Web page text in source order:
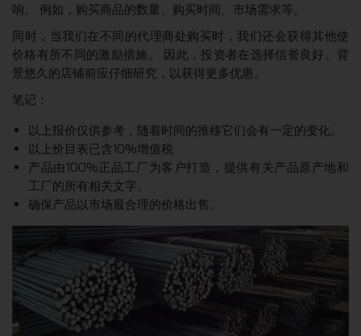
响。 例如，购买商品的数量、购买时间、市场需求等。
同时，当我们在不同的代理商处购买时，我们还会获得其他使
价格有所不同的激励措施。 因此，投资者在选择信誉良好、背
景悠久的店铺前应仔细研究，以获得更多优惠。
笔记：
以上报价仅供参考，随着时间的推移它们会有一定的变化。
以上价目表已含10%增值税
产品由100%正品工厂为客户打造，提供有关产品原产地和
工厂的所有相关文字。
确保产品以市场最合理的价格出售。